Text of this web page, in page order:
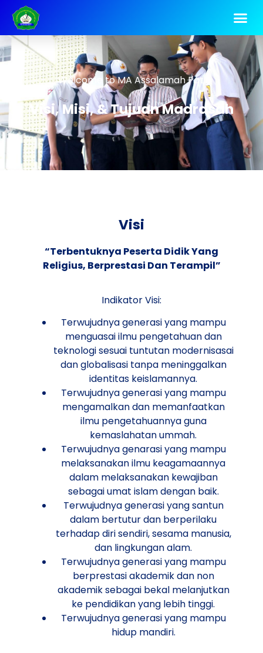
Welcome to MA Assalamah Pati
Visi, Misi, & Tujuan Madrasah
Visi
“Terbentuknya Peserta Didik Yang
Religius, Berprestasi Dan Terampil”
Indikator Visi:
Terwujudnya generasi yang mampu
menguasai ilmu pengetahuan dan
teknologi sesuai tuntutan modernisasai
dan globalisasi tanpa meninggalkan
identitas keislamannya.
Terwujudnya generasi yang mampu
mengamalkan dan memanfaatkan
ilmu pengetahuannya guna
kemaslahatan ummah.
Terwujudnya genarasi yang mampu
melaksanakan ilmu keagamaannya
dalam melaksanakan kewajiban
sebagai umat islam dengan baik.
Terwujudnya generasi yang santun
dalam bertutur dan berperilaku
terhadap diri sendiri, sesama manusia,
dan lingkungan alam.
Terwujudnya generasi yang mampu
berprestasi akademik dan non
akademik sebagai bekal melanjutkan
ke pendidikan yang lebih tinggi.
Terwujudnya generasi yang mampu
hidup mandiri.